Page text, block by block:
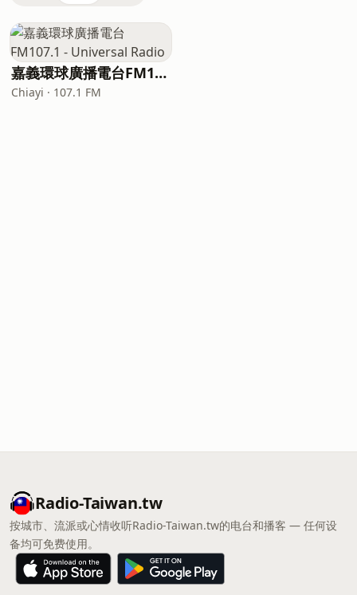
嘉義環球廣播電台FM107.1 - Universal Radio
Chiayi · 107.1 FM
Radio-Taiwan.tw
按城市、流派或心情收听Radio-Taiwan.tw的电台和播客 — 任何设
备均可免费使用。